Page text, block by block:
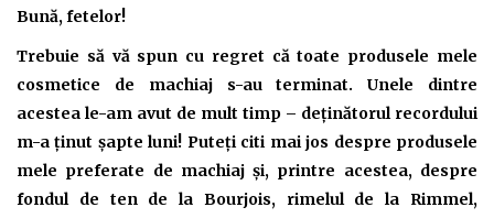
Bună, fetelor!
Trebuie să vă spun cu regret că toate produsele mele
cosmetice de machiaj s-au terminat. Unele dintre
acestea le-am avut de mult timp – deţinătorul recordului
m-a ţinut şapte luni! Puteţi citi mai jos despre produsele
mele preferate de machiaj şi, printre acestea, despre
fondul de ten de la Bourjois, rimelul de la Rimmel,